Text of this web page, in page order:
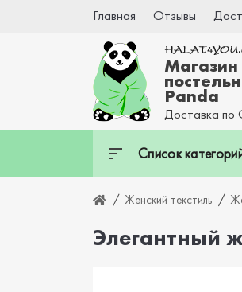
Главная Отзывы
Магазин
Panda
Доставка по
Список
Женский текстиль
Элегантный